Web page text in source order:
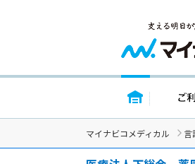
トップページ
マイナビコメディカル 言